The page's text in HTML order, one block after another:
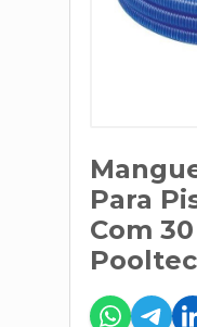
Para
Com
Pooltec